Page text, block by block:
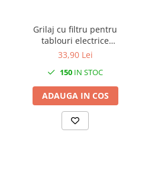
Grilaj cu filtru pentru
tablouri electrice
120x120mm IP54
33,90 Lei
150 IN STOC
ADAUGA IN COS